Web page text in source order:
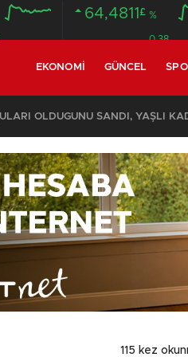
64,4811 £ %
0.38
EKONOMI GÜNCEL
115 kez